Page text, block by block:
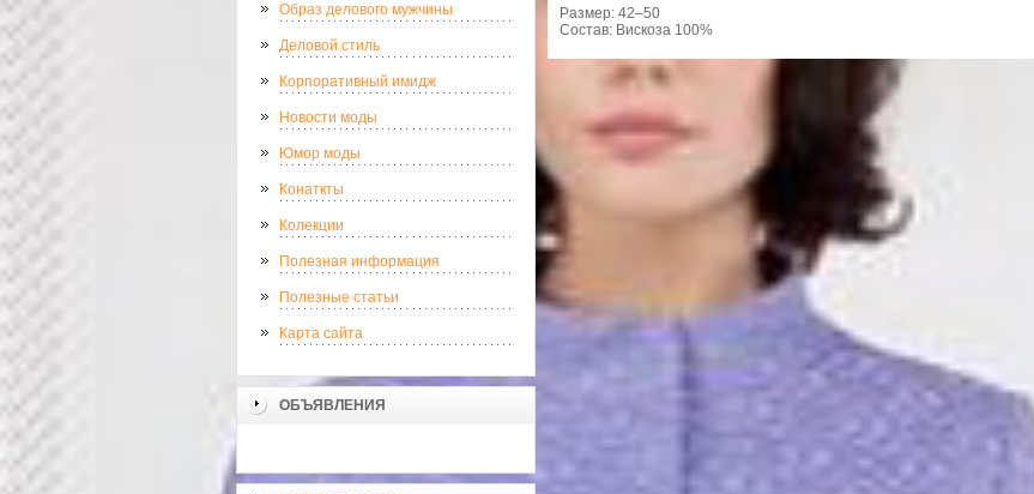
Образ делового мужчины
Деловой стиль
Корпоративный имидж
Новости моды
Юмор моды
Конаткты
Колекции
Полезная информация
Полезные статьи
Карта сайта
ОБЪЯВЛЕНИЯ
Размер: 42–50
Состав: Вискоза 100%